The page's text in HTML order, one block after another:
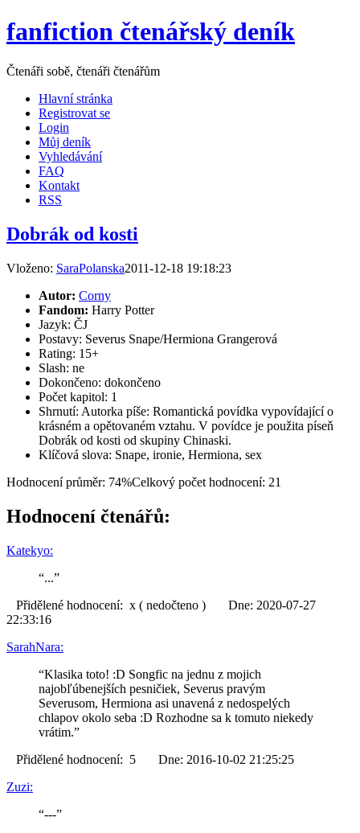
fanfiction čtenářský deník
Čtenáři sobě, čtenáři čtenářům
Hlavní stránka
Registrovat se
Login
Můj deník
Vyhledávání
FAQ
Kontakt
RSS
Dobrák od kosti
Vloženo: SaraPolanska2011-12-18 19:18:23
Autor: Corny
Fandom: Harry Potter
Jazyk: ČJ
Postavy: Severus Snape/Hermiona Grangerová
Rating: 15+
Slash: ne
Dokončeno: dokončeno
Počet kapitol: 1
Shrnutí: Autorka píše: Romantická povídka vypovídající o
krásném a opětovaném vztahu. V povídce je použita píseň
Dobrák od kosti od skupiny Chinaski.
Klíčová slova: Snape, ironie, Hermiona, sex
Hodnocení průměr: 74%Celkový počet hodnocení: 21
Hodnocení čtenářů:
Katekyo:
“...”
Přidělené hodnocení: x ( nedočteno ) Dne: 2020-07-27
22:33:16
SarahNara:
“Klasika toto! :D Songfic na jednu z mojich
najobľúbenejších pesničiek, Severus pravým
Severusom, Hermiona asi unavená z nedospelých
chlapov okolo seba :D Rozhodne sa k tomuto niekedy
vrátim.”
Přidělené hodnocení: 5 Dne: 2016-10-02 21:25:25
Zuzi:
“---”